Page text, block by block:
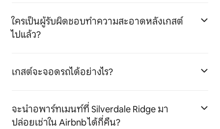
ใครเป็นผู้รับผิดชอบทำความสะอาดหลังเกสต์
ไปแล้ว?
เกสต์จะจอดรถได้อย่างไร?
จะนำอพาร์ทเมนท์ที่ Silverdale Ridge มา
ปล่อยเช่าใน Airbnb ได้กี่คืน?